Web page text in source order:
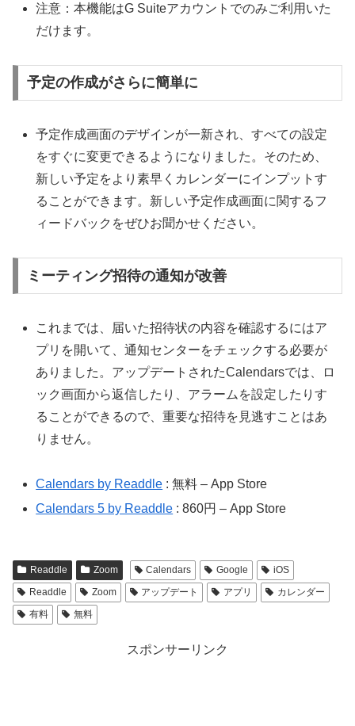
注意：本機能はG Suiteアカウントでのみご利用いた
だけます。
予定の作成がさらに簡単に
予定作成画面のデザインが一新され、すべての設定
をすぐに変更できるようになりました。そのため、
新しい予定をより素早くカレンダーにインプットす
ることができます。新しい予定作成画面に関するフ
ィードバックをぜひお聞かせください。
ミーティング招待の通知が改善
これまでは、届いた招待状の内容を確認するにはア
プリを開いて、通知センターをチェックする必要が
ありました。アップデートされたCalendarsでは、ロ
ック画面から返信したり、アラームを設定したりす
ることができるので、重要な招待を見逃すことはあ
りません。
Calendars by Readdle : 無料 – App Store
Calendars 5 by Readdle : 860円 – App Store
Readdle Zoom Calendars Google
iOS
Readdle
Zoom アップデート アプリ
カレンダー
有料
無料
スポンサーリンク